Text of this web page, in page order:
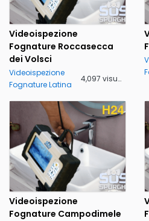
Videoispezione
Fognature Roccasecca
dei Volsci
Videoispezione
Fognature Latina
4,097 visualizzazioni
Videoispezione
Fognature Campodimele